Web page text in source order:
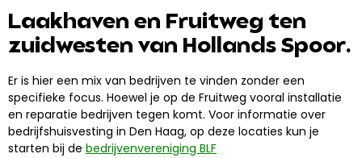
Laakhaven en Fruitweg ten
zuidwesten van Hollands Spoor.
Er is hier een mix van bedrijven te vinden zonder een
specifieke focus. Hoewel je op de Fruitweg vooral installatie
en reparatie bedrijven tegen komt. Voor informatie over
bedrijfshuisvesting in Den Haag, op deze locaties kun je
starten bij de bedrijvenvereniging BLF